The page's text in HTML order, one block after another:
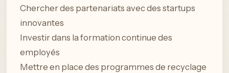
Chercher des partenariats avec des startups
innovantes
Investir dans la formation continue des
employés
Mettre en place des programmes de recyclage